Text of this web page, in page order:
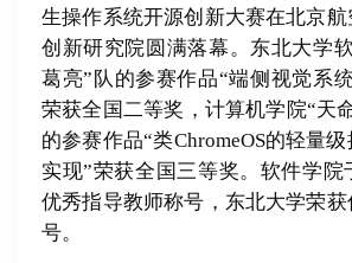
生操作系统开源创新大赛在北京航
创新研究院圆满落幕。东北大学
葛亮”队的参赛作品“端侧视觉系
荣获全国二等奖，计算机学院“天
的参赛作品“类ChromeOS的轻量
实现”荣获全国三等奖。软件学院
优秀指导教师称号，东北大学荣
号。